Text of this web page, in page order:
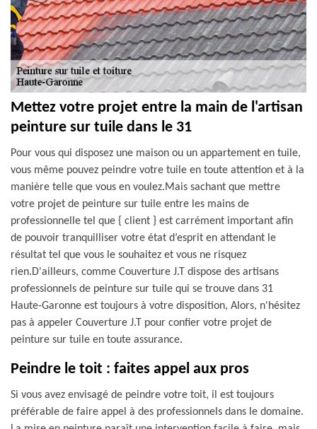
Mettez votre projet entre la main de l'artisan
peinture sur tuile dans le 31
Pour vous qui disposez une maison ou un appartement en tuile,
vous même pouvez peindre votre tuile en toute attention et à la
manière telle que vous en voulez.Mais sachant que mettre
votre projet de peinture sur tuile entre les mains de
professionnelle tel que { client } est carrément important afin
de pouvoir tranquilliser votre état d’esprit en attendant le
résultat tel que vous le souhaitez et vous ne risquez
rien.D'ailleurs, comme Couverture J.T dispose des artisans
professionnels de peinture sur tuile qui se trouve dans 31
Haute-Garonne est toujours à votre disposition, Alors, n'hésitez
pas à appeler Couverture J.T pour confier votre projet de
peinture sur tuile en toute assurance.
Peindre le toit : faites appel aux pros
Si vous avez envisagé de peindre votre toit, il est toujours
préférable de faire appel à des professionnels dans le domaine.